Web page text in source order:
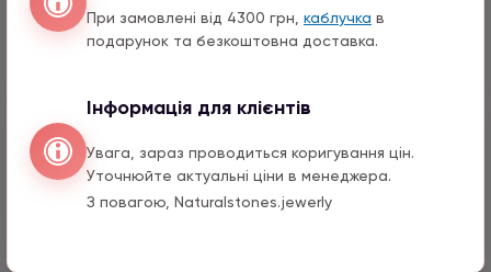
При замовлені від 4300 грн, каблучка в
подарунок та безкоштовна доставка.
Інформація для клієнтів
Увага, зараз проводиться коригування цін.
Уточнюйте актуальні ціни в менеджера.
З повагою, Naturalstones.jewerly
Купить Купить